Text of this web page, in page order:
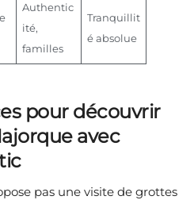
Authentic
ité,
familles
Tranquillit
é absolue
pour découvrir
avec
pas une visite de grottes